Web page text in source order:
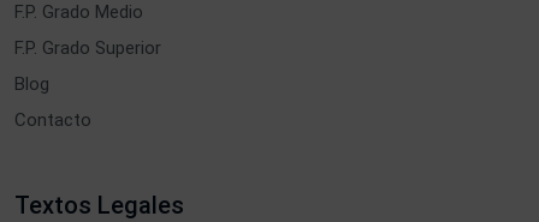
F.P. Grado Medio
F.P. Grado Superior
Blog
Contacto
Textos Legales